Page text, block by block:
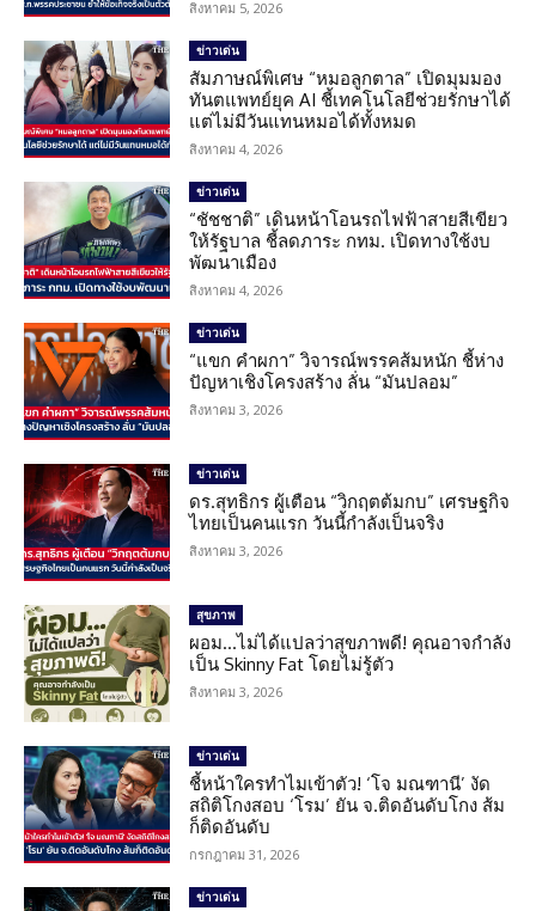
สิงหาคม 5, 2026
ข่าวเด่น
สัมภาษณ์พิเศษ “หมอลูกตาล” เปิดมุมมอง
ทันตแพทย์ยุค AI ชี้เทคโนโลยีช่วยรักษาได้
แต่ไม่มีวันแทนหมอได้ทั้งหมด
สิงหาคม 4, 2026
ข่าวเด่น
“ชัชชาติ” เดินหน้าโอนรถไฟฟ้าสายสีเขียว
ให้รัฐบาล ชี้ลดภาระ กทม. เปิดทางใช้งบ
พัฒนาเมือง
สิงหาคม 4, 2026
ข่าวเด่น
“แขก คำผกา” วิจารณ์พรรคส้มหนัก ชี้ห่าง
ปัญหาเชิงโครงสร้าง ลั่น “มันปลอม”
สิงหาคม 3, 2026
ข่าวเด่น
ดร.สุทธิกร ผู้เตือน “วิกฤตต้มกบ” เศรษฐกิจ
ไทยเป็นคนแรก วันนี้กำลังเป็นจริง
สิงหาคม 3, 2026
สุขภาพ
ผอม…ไม่ได้แปลว่าสุขภาพดี! คุณอาจกำลัง
เป็น Skinny Fat โดยไม่รู้ตัว
สิงหาคม 3, 2026
ข่าวเด่น
ชี้หน้าใครทำไมเข้าตัว! ‘โจ มณฑานี’ งัด
สถิติโกงสอบ ‘โรม’ ยัน จ.ติดอันดับโกง ส้ม
ก็ติดอันดับ
กรกฎาคม 31, 2026
ข่าวเด่น